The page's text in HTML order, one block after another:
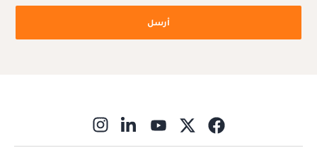
أرسل